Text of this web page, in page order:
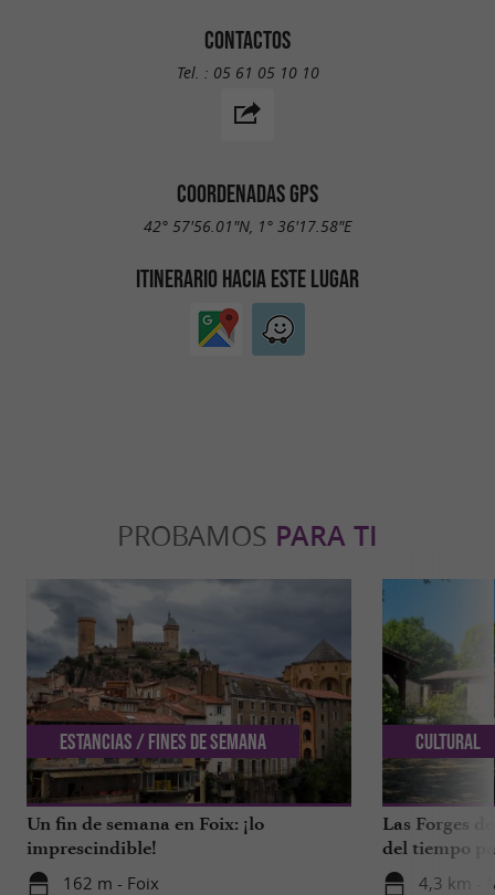
CONTACTOS
Tel. : 05 61 05 10 10
COORDENADAS GPS
42° 57'56.01"N, 1° 36'17.58"E
ITINERARIO HACIA ESTE LUGAR
PROBAMOS PARA TI
Un fin de semana en Foix: ¡lo
imprescindible!
162 m - Foix
Estancias / Fines de semana
Las Forges
del tiempo
oficios
4,3 km -
Cultural